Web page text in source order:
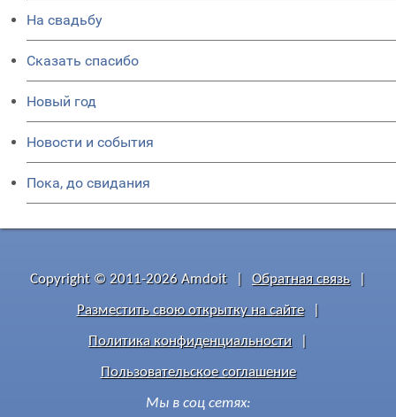
На свадьбу
Сказать спасибо
Новый год
Новости и события
Пока, до свидания
Copyright © 2011-2026 Amdoit Обратная связь
Разместить свою открытку на сайте
Политика конфиденциальности
Пользовательское соглашение
Мы в соц сетях: